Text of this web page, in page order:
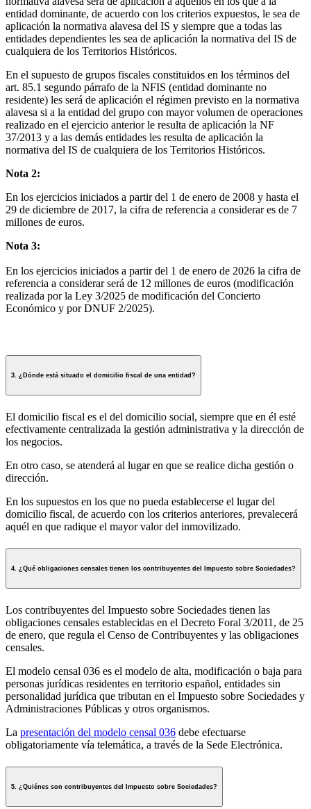
entidad dominante, de acuerdo con los criterios expuestos, le sea de
aplicación la normativa alavesa del IS y siempre que a todas las
entidades dependientes les sea de aplicación la normativa del IS de
cualquiera de los Territorios Históricos.
En el supuesto de grupos fiscales constituidos en los términos del
art. 85.1 segundo párrafo de la NFIS (entidad dominante no
residente) les será de aplicación el régimen previsto en la normativa
alavesa si a la entidad del grupo con mayor volumen de operaciones
realizado en el ejercicio anterior le resulta de aplicación la NF
37/2013 y a las demás entidades les resulta de aplicación la
normativa del IS de cualquiera de los Territorios Históricos.
Nota 2:
En los ejercicios iniciados a partir del 1 de enero de 2008 y hasta el
29 de diciembre de 2017, la cifra de referencia a considerar es de 7
millones de euros.
Nota 3:
En los ejercicios iniciados a partir del 1 de enero de 2026 la cifra de
referencia a considerar será de 12 millones de euros (modificación
realizada por la Ley 3/2025 de modificación del Concierto
Económico y por DNUF 2/2025).
3. ¿Dónde está situado el domicilio fiscal de una entidad?
El domicilio fiscal es el del domicilio social, siempre que en él esté
efectivamente centralizada la gestión administrativa y la dirección de
los negocios.
En otro caso, se atenderá al lugar en que se realice dicha gestión o
dirección.
En los supuestos en los que no pueda establecerse el lugar del
domicilio fiscal, de acuerdo con los criterios anteriores, prevalecerá
aquél en que radique el mayor valor del inmovilizado.
4. ¿Qué obligaciones censales tienen los contribuyentes del Impuesto sobre Sociedades?
Los contribuyentes del Impuesto sobre Sociedades tienen las
obligaciones censales establecidas en el Decreto Foral 3/2011, de 25
de enero, que regula el Censo de Contribuyentes y las obligaciones
censales.
El modelo censal 036 es el modelo de alta, modificación o baja para
personas jurídicas residentes en territorio español, entidades sin
personalidad jurídica que tributan en el Impuesto sobre Sociedades y
Administraciones Públicas y otros organismos.
La presentación del modelo censal 036 debe efectuarse
obligatoriamente vía telemática, a través de la Sede Electrónica.
5. ¿Quiénes son contribuyentes del Impuesto sobre Sociedades?